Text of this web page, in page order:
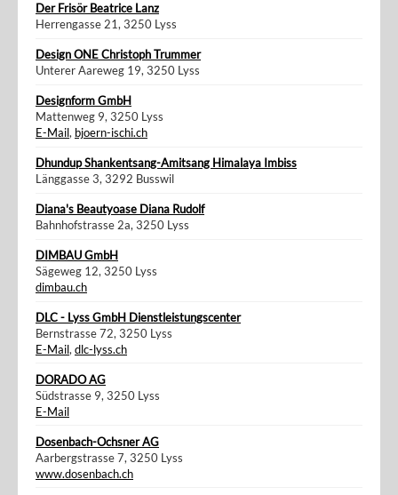
Der Frisör Beatrice Lanz
Herrengasse 21, 3250 Lyss
Design ONE Christoph Trummer
Unterer Aareweg 19, 3250 Lyss
Designform GmbH
Mattenweg 9, 3250 Lyss
E-Mail, bjoern-ischi.ch
Dhundup Shankentsang-Amitsang Himalaya Imbiss
Länggasse 3, 3292 Busswil
Diana's Beautyoase Diana Rudolf
Bahnhofstrasse 2a, 3250 Lyss
DIMBAU GmbH
Sägeweg 12, 3250 Lyss
dimbau.ch
DLC - Lyss GmbH Dienstleistungscenter
Bernstrasse 72, 3250 Lyss
E-Mail, dlc-lyss.ch
DORADO AG
Südstrasse 9, 3250 Lyss
E-Mail
Dosenbach-Ochsner AG
Aarbergstrasse 7, 3250 Lyss
www.dosenbach.ch